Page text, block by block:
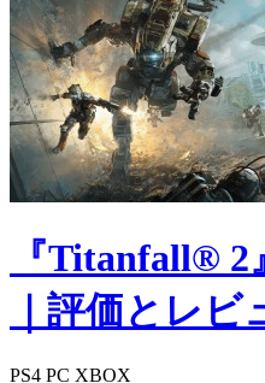
『Titanfall®
｜評価とレビ
PS4 PC XBOX